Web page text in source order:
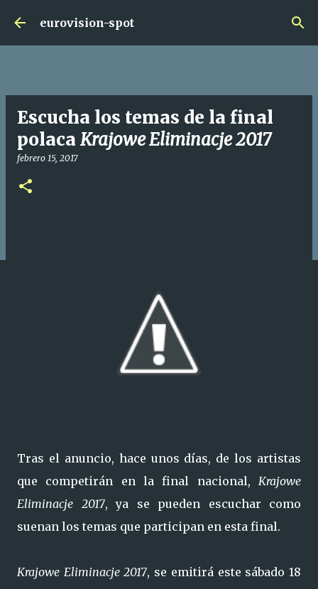
Ir al contenido principal
eurovision-spot
Escucha los temas de la final
polaca Krajowe Eliminacje 2017
febrero 15, 2017
Tras el anuncio, hace unos días, de los artistas
que competirán en la final nacional, Krajowe
Eliminacje 2017, ya se pueden escuchar como
suenan los temas que participan en esta final.
Krajowe Eliminacje 2017, se emitirá este sábado 18